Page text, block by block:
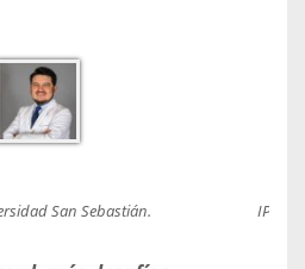
San Sebastián.